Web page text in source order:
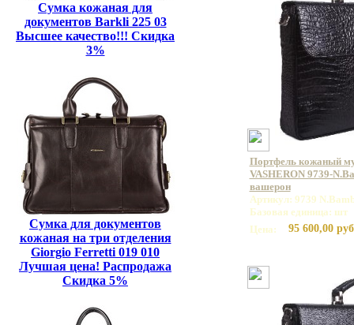
Сумка кожаная для
документов Barkli 225 03
Высшее качество!!! Скидка
3%
Сумка для документов
кожаная на три отделения
Giorgio Ferretti 019 010
Лучшая цена! Распродажа
Скидка 5%
Портфель кожаный
VASHERON 9739-
вашерон
Артикул: 9739
Базовая единица: шт
Цена:
95 600,00